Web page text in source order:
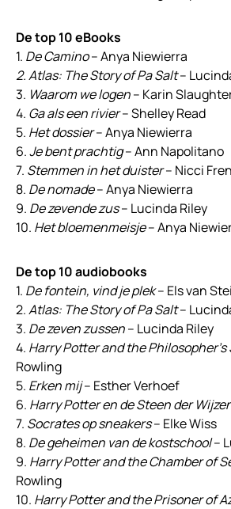
De top 10 eBooks
1. De Camino– Anya Niewierra
2. Atlas: The Story of Pa Salt–
3. Waarom we logen– Karin
4. Ga als een rivier– Shelley Read
5. Het dossier– Anya Niewierra
6.Je bent prachtig– Ann Napolitano
7. Stemmen in het duister– Nicci
8. De nomade– Anya Niewierra
9. De zevende zus– Lucinda Riley
10. Het bloemenmeisje– Anya
De top 10 audiobooks
1. De fontein, vind je plek– Els van
2.Atlas: The Story of Pa Salt–
3. De zeven zussen– Lucinda Riley
4. Harry Potter and the Philosopher’s
Rowling
5. Erken mij– Esther Verhoef
6. Harry Potter en de Steen der
7. Socrates op sneakers– Elke Wiss
8. De geheimen van de kostschool–
9. Harry Potter and the Chamber of
Rowling
10. Harry Potter and the Prisoner of